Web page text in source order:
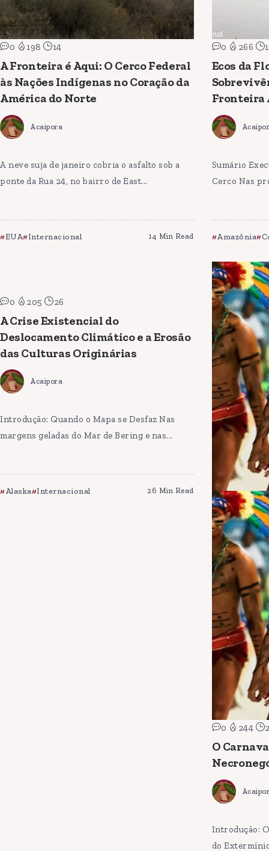
0 198 14
A Fronteira é Aqui: O Cerco Federal
às Nações Indígenas no Coração da
América do Norte
Acaipora
A neve suja de janeiro cobria o asfalto sob a
ponte da Rua 24, no bairro de East...
EUA Internacional 14 Min Read
0 266
Ecos da
Fronteira
Sumário
Cerco Nas
Amazônia
0 205 26
A Crise Existencial do
Deslocamento Climático e a Erosão
das Culturas Originárias
Acaipora
Introdução: Quando o Mapa se Desfaz Nas
margens geladas do Mar de Bering e nas...
Alaska Internacional 26 Min Read
0 244
O
Introdução:
do